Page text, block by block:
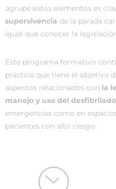
agrupe estos elementos es
supervivencia de la parada
igual que conocer la
Este programa formativo
práctico que tiene el objetivo
aspectos relacionados con la
manejo y uso del
emergencias como en
pacientes con alto riesgo.